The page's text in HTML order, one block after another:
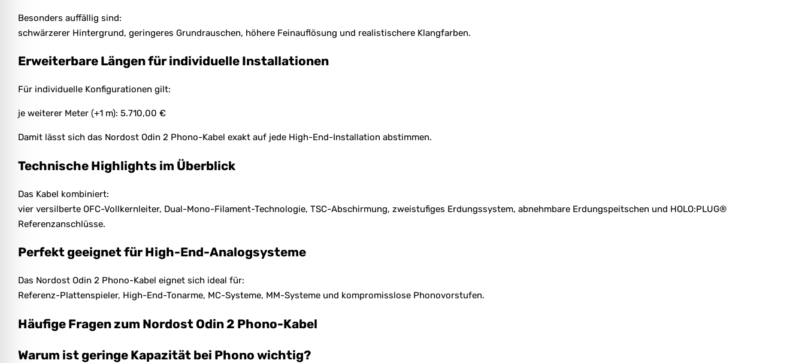
Besonders auffällig sind:
schwärzerer Hintergrund, geringeres Grundrauschen, höhere Feinauflösung und realistischere Klangfarben.
Erweiterbare Längen für individuelle Installationen
Für individuelle Konfigurationen gilt:
je weiterer Meter (+1 m): 5.710,00 €
Damit lässt sich das Nordost Odin 2 Phono-Kabel exakt auf jede High-End-Installation abstimmen.
Technische Highlights im Überblick
Das Kabel kombiniert:
vier versilberte OFC-Vollkernleiter, Dual-Mono-Filament-Technologie, TSC-Abschirmung, zweistufiges Erdungssystem, abnehmbare Erdungspeitschen und HOLO:PLUG®
Referenzanschlüsse.
Perfekt geeignet für High-End-Analogsysteme
Das Nordost Odin 2 Phono-Kabel eignet sich ideal für:
Referenz-Plattenspieler, High-End-Tonarme, MC-Systeme, MM-Systeme und kompromisslose Phonovorstufen.
Häufige Fragen zum Nordost Odin 2 Phono-Kabel
Warum ist geringe Kapazität bei Phono wichtig?